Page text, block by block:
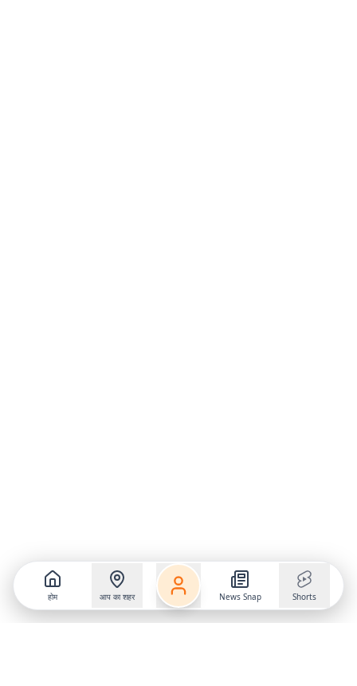
होम आप का शहर News Snap Shorts